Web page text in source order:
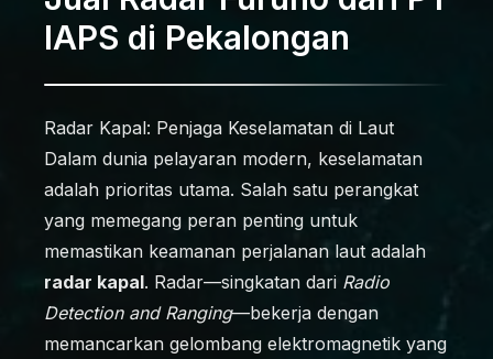
IAPS di Pekalongan
Radar Kapal: Penjaga Keselamatan di Laut
Dalam dunia pelayaran modern, keselamatan
adalah prioritas utama. Salah satu perangkat
yang memegang peran penting untuk
memastikan keamanan perjalanan laut adalah
radar kapal. Radar—singkatan dari Radio
Detection and Ranging—bekerja dengan
memancarkan gelombang elektromagnetik yang